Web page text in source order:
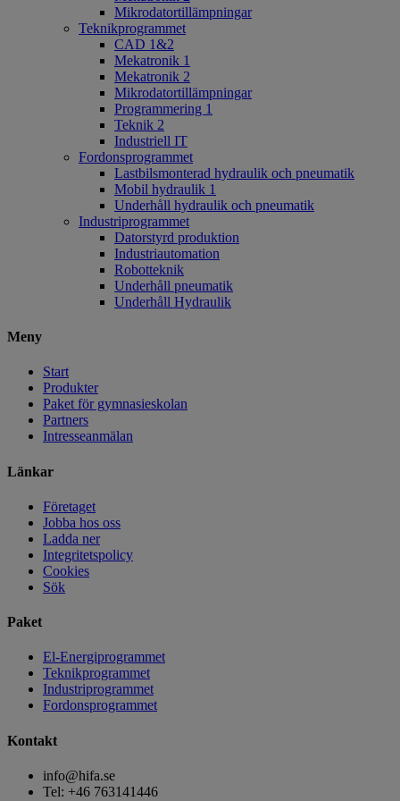
Mikrodatortillämpningar
Teknikprogrammet
CAD 1&2
Mekatronik 1
Mekatronik 2
Mikrodatortillämpningar
Programmering 1
Teknik 2
Industriell IT
Fordonsprogrammet
Lastbilsmonterad hydraulik och pneumatik
Mobil hydraulik 1
Underhåll hydraulik och pneumatik
Industriprogrammet
Datorstyrd produktion
Industriautomation
Robotteknik
Underhåll pneumatik
Underhåll Hydraulik
Meny
Start
Produkter
Paket för gymnasieskolan
Partners
Intresseanmälan
Länkar
Företaget
Jobba hos oss
Ladda ner
Integritetspolicy
Cookies
Sök
Paket
El-Energiprogrammet
Teknikprogrammet
Industriprogrammet
Fordonsprogrammet
Kontakt
info@hifa.se
Tel: +46 763141446